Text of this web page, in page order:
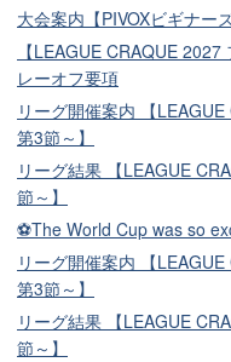
大会案内【PIVOXビギナー
【LEAGUE CRAQUE
レーオフ要項
リーグ開催案内 【
第3節～】
リーグ結果 【LEAGUE
節～】
⚽The World Cup was so
リーグ開催案内 【
第3節～】
リーグ結果 【LEAGUE
節～】